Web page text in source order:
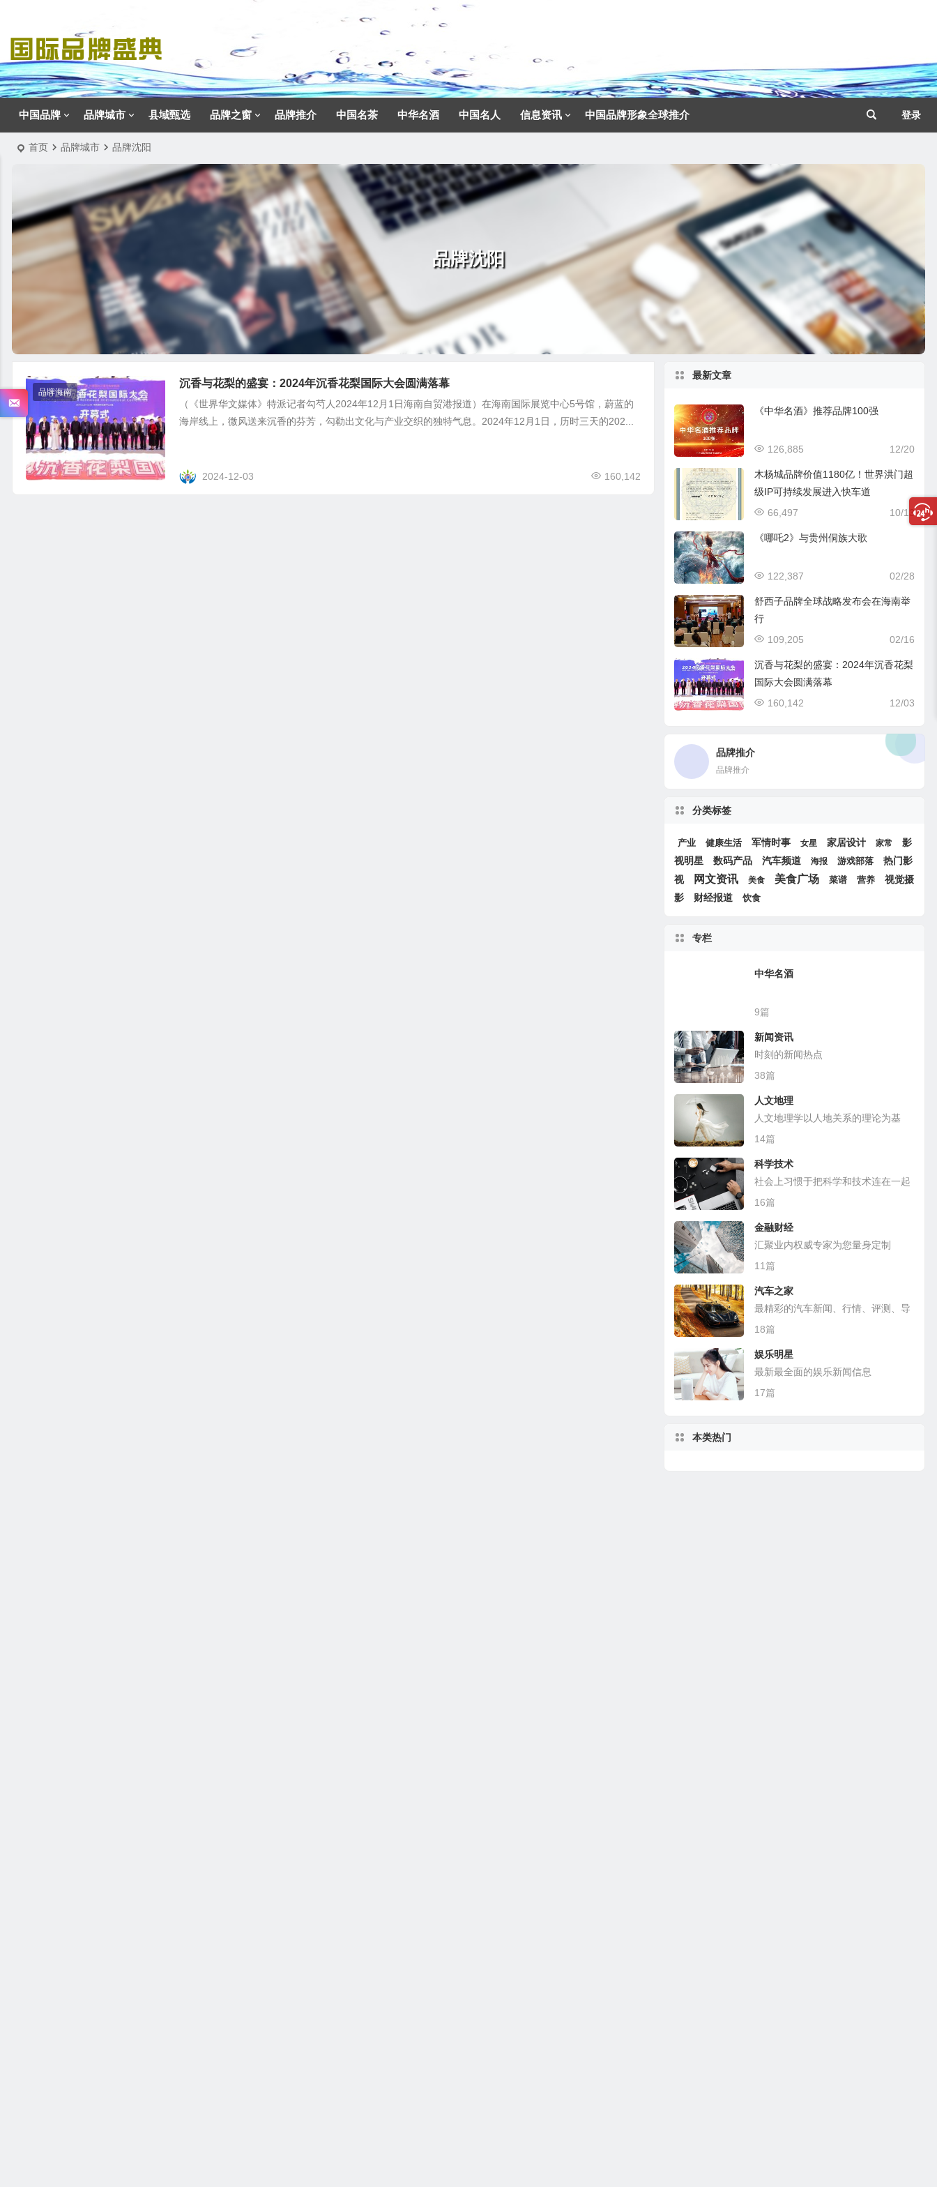
中国品牌 品牌城市 县域甄选 品牌之窗 品牌推介 中国名茶 中华名酒 中国名人 信息资讯 中国品牌形象全球推介 登录
首页 品牌城市 品牌沈阳
品牌沈阳
品牌海南
沉香与花梨的盛宴：2024年沉香花梨国际大会圆满落幕
（《世界华文媒体》特派记者勾芍人2024年12月1日海南自贸港报道）在海南国际展览中心5号馆，蔚蓝的
海岸线上，微风送来沉香的芬芳，勾勒出文化与产业交织的独特气息。2024年12月1日，历时三天的202...
2024-12-03 160,142
最新文章
《中华名酒》推荐品牌100强
12/20
126,885
木杨城品牌价值1180亿！世界洪门超
级IP可持续发展进入快车道
10/13
66,497
《哪吒2》与贵州侗族大歌
02/28
122,387
舒西子品牌全球战略发布会在海南举
行
02/16
109,205
沉香与花梨的盛宴：2024年沉香花梨
国际大会圆满落幕
12/03
160,142
品牌推介
品牌推介
分类标签
产业 健康生活 军情时事 女星 家居设计 家常
影
视明星
数码产品 汽车频道 海报 游戏部落
热门影
视
网文资讯 美食 美食广场 菜谱 营养
视觉摄
影
财经报道 饮食
专栏
中华名酒
9篇
新闻资讯
时刻的新闻热点
38篇
人文地理
人文地理学以人地关系的理论为基
础，探讨各种人文现象的地理分布
14篇
科学技术
社会上习惯于把科学和技术连在一起
16篇
金融财经
汇聚业内权威专家为您量身定制
11篇
汽车之家
最精彩的汽车新闻、行情、评测、导
购
18篇
娱乐明星
最新最全面的娱乐新闻信息
17篇
本类热门